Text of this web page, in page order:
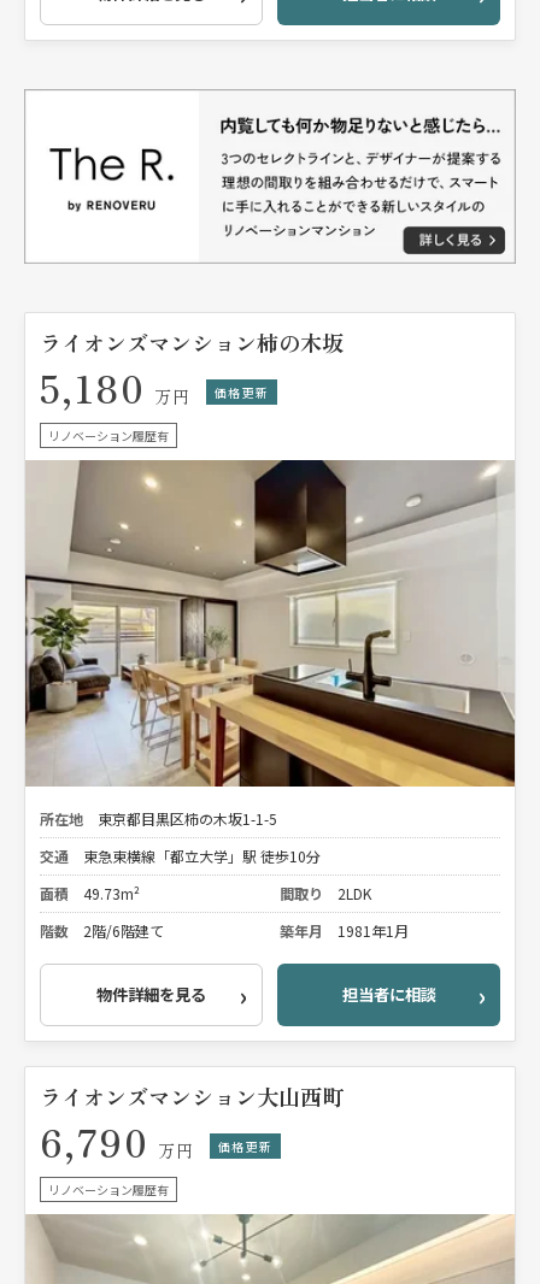
ライオンズマンション柿の木坂
5,180 万円 価格更新
リノベーション履歴有
所在地
東京都目黒区柿の木坂1-1-5
交通
東急東横線「都立大学」駅 徒歩10分
面積
49.73m² 間取り
2LDK
階数
2階/6階建て 築年月 1981年1月
物件詳細を見る 担当者に相談
ライオンズマンション大山西町
6,790 万円 価格更新
リノベーション履歴有